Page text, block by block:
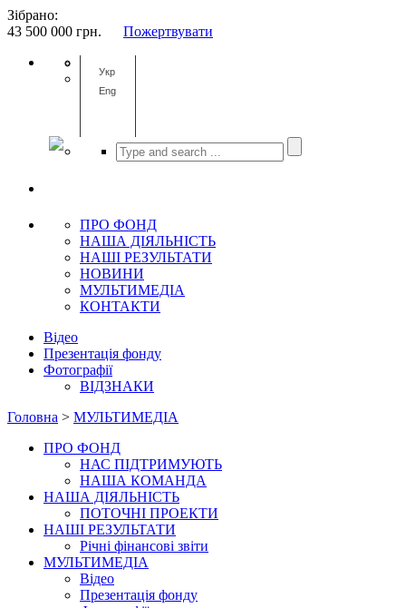
Зібрано:
43 500 000 грн. Пожертвувати
Укр
Eng
ПРО ФОНД
НАША ДІЯЛЬНІСТЬ
НАШІ РЕЗУЛЬТАТИ
НОВИНИ
МУЛЬТИМЕДІА
КОНТАКТИ
Відео
Презентація фонду
Фотографії
ВІДЗНАКИ
Головна > МУЛЬТИМЕДІА
ПРО ФОНД
НАС ПІДТРИМУЮТЬ
НАША КОМАНДА
НАША ДІЯЛЬНІСТЬ
ПОТОЧНІ ПРОЕКТИ
НАШІ РЕЗУЛЬТАТИ
Річні фінансові звіти
МУЛЬТИМЕДІА
Відео
Презентація фонду